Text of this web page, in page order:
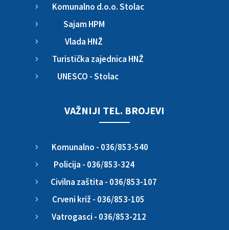
5 Komunalno d.o.o. Stolac
5 Sajam HPM
5 Vlada HNŽ
5 Turistička zajednica HNŽ
5 UNESCO - Stolac
VAŽNIJI TEL. BROJEVI
5 Komunalno - 036/853-540
5 Policija - 036/853-324
5 Civilna zaštita - 036/853-107
5 Crveni križ - 036/853-105
5 Vatrogasci - 036/853-212